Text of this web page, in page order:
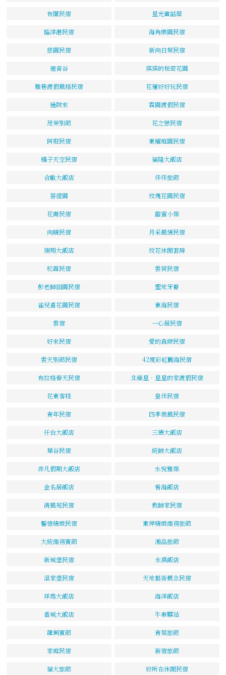
布閣民宿 星光童話屋
臨洋港民宿 海角樂園民宿
慈園民宿 新向日葵民宿
迴音谷 瑛瑛的秘密花園
雅巷渡假風格民宿 花蓮好好玩民宿
過院來 霖園渡假民宿
茂榮別館 花之戀民宿
阿柑民宿 東耀庭園民宿
橘子天空民宿 福隆大飯店
合歡大飯店 佳佳旅館
菩提園 玫瑰花園民宿
花崗民宿 甜蜜小築
向晴民宿 月采風情民宿
瑞翔大飯店 玫花休閒套房
松露民宿 雲荷民宿
彭老師田園民宿 聖地牙哥
雀兒喜花園民宿 東海民宿
雲宿 一心居民宿
好來民宿 愛的真締民宿
雲天別館民宿 42度彩虹觀海民宿
布拉格春天民宿 北極星．星星的家渡假民宿
花東客棧 皇佳民宿
青年民宿 四季微風民宿
仟台大飯店 三德大飯店
華谷民宿 統帥大飯店
非凡假期大飯店 水悅雅築
金名居飯店 看海飯店
清風苑民宿 教師家民宿
馨憶精緻民宿 東岸精緻商務旅館
大統商務賓館 湘品旅館
新城堡民宿 永祺飯店
溫家堡民宿 天地藝術概念民宿
祥鼎大飯店 海洋飯店
香城大飯店 牛車驛站
龍興賓館 青葉旅館
家庭民宿 新宿旅館
福大旅館 好所在休閒民宿